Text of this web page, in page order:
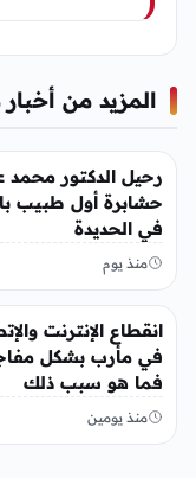
المزيد من
أخبار محلية
رحيل الدكتور محمد
حشابرة أول طبيب
في الحديدة
منذ يوم
أخبار محلية
انقطاع الإنترنت
في مأرب بشكل
فما هو سبب ذلك
منذ يومين